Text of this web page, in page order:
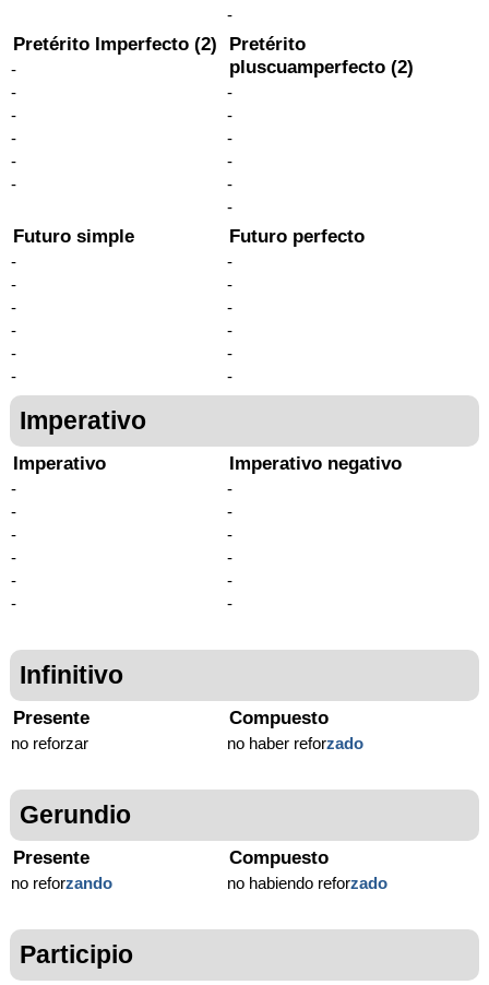
-
Pretérito Imperfecto (2)
-
-
-
-
-
-
Pretérito
pluscuamperfecto (2)
-
-
-
-
-
-
Futuro simple
-
-
-
-
-
-
Futuro perfecto
-
-
-
-
-
-
Imperativo
Imperativo
-
-
-
-
-
-
Imperativo negativo
-
-
-
-
-
-
Infinitivo
Presente
no reforzar
Compuesto
no haber reforzado
Gerundio
Presente
no reforzando
Compuesto
no habiendo reforzado
Participio